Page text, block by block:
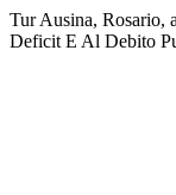
Tur Ausina, Rosario,
Deficit E Al Debito